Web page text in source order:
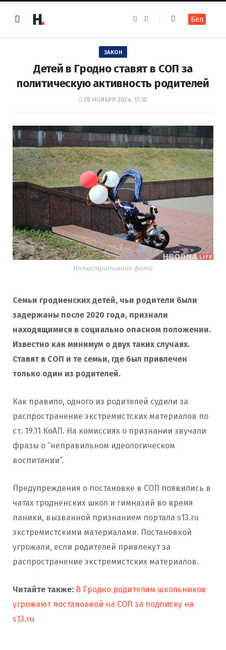
e
k
t
a
m
Бел
ЗАКОН
Детей в Гродно ставят в СОП за
политическую активность родителей
28 НОЯБРЯ 2024, 17:10
Иллюстративное фото
Семьи гродненских детей, чьи родители были
задержаны после 2020 года, признали
находящимися в социально опасном положении.
Известно как минимум о двух таких случаях.
Ставят в СОП и те семьи, где был привлечен
только один из родителей.
Как правило, одного из родителей судили за
распространение экстремистских материалов по
ст. 19.11 КоАП. На комиссиях о признании звучали
фразы о “неправильном идеологическом
воспитании”.
Предупреждения о постановке в СОП появились в
чатах гродненских школ и гимназий во время
паники, вызванной признанием портала s13.ru
экстремистскими материалами. Постановкой
угрожали, если родителей привлекут за
распространение экстремистских материалов.
Читайте также: В Гродно родителям школьников
угрожают постановкой на СОП за подписку на
s13.ru